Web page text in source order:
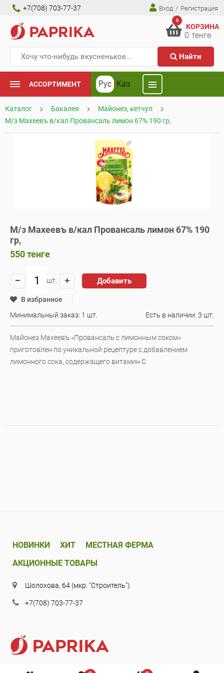
+7(708) 703-77-37 Вход / Регистрация
Найти
0
КОРЗИНА
0 тенге
АССОРТИМЕНТ Рус Каз
Каталог Бакалея
Майонез, кетчуп
М/з Махеевъ в/кал Провансаль лимон 67% 190 гр,
М/з Махеевъ в/кал Провансаль лимон 67% 190
гр,
550тенге
шт. Добавить
В избранное
Минимальный заказ: 1 шт.
Есть в наличии: 3 шт.
Майонез Махеевъ «Провансаль с лимонным соком»
приготовлен по уникальной рецептуре с добавлением
лимонного сока, содержащего витамин С.
НОВИНКИ ХИТ
МЕСТНАЯ ФЕРМА
АКЦИОННЫЕ ТОВАРЫ
Шолохова, 64 (мкр. "Строитель")
+7(708) 703-77-37